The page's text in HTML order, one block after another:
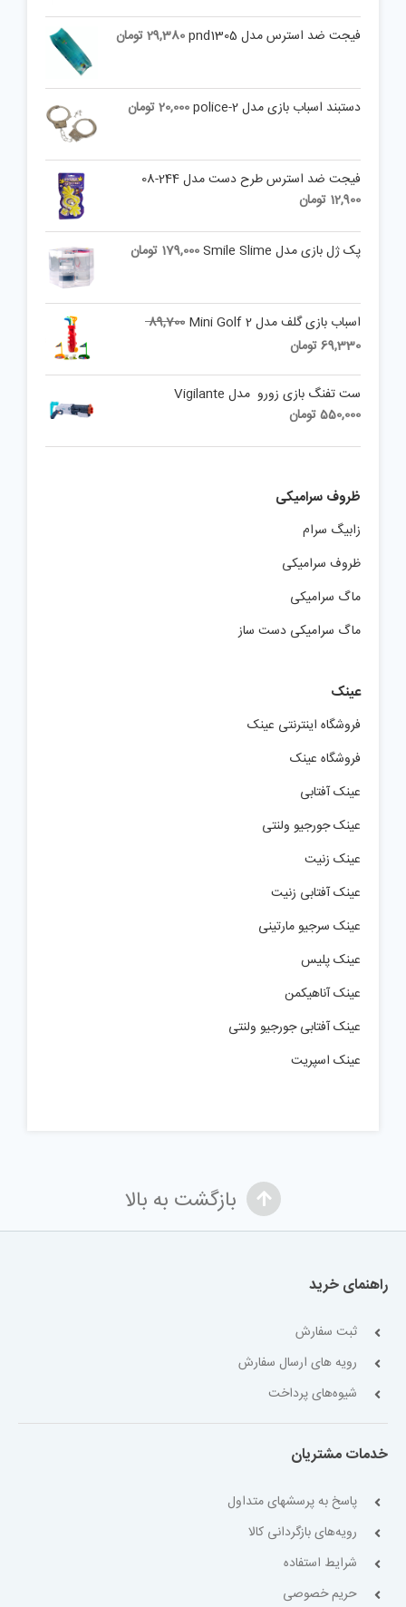
فیجت ضد استرس مدل pnd1305 29,380تومان
دستبند اسباب بازی مدل police-2 20,000تومان
فیجت ضد استرس طرح دست مدل 244-08
12,900 تومان
پک ژل بازی مدل Smile Slime 179,000 تومان
اسباب بازی گلف مدل Mini Golf 2 89,700
Original
69,330تومان
69,330 تومان.
ست تفنگ بازی زورو مدل Vigilante
550,000تومان
ظروف سرامیکی
زابیگ سرام
ظروف سرامیکی
ماگ سرامیکی
ماگ سرامیکی دست ساز
عینک
فروشگاه اینترنتی عینک
فروشگاه عینک
عینک آفتابی
عینک جورجیو ولنتی
عینک زنیت
عینک آفتابی زنیت
عینک سرجیو مارتینی
عینک پلیس
عینک آناهیکمن
عینک آفتابی جورجیو ولنتی
عینک اسپریت
بازگشت به بالا
راهنمای خرید
ثبت سفارش
رویه های ارسال سفارش
شیوه‌های پرداخت
خدمات مشتریان
پاسخ به پرسشهای متداول
رویه‌های بازگردانی کالا
شرایط استفاده
حریم خصوصی